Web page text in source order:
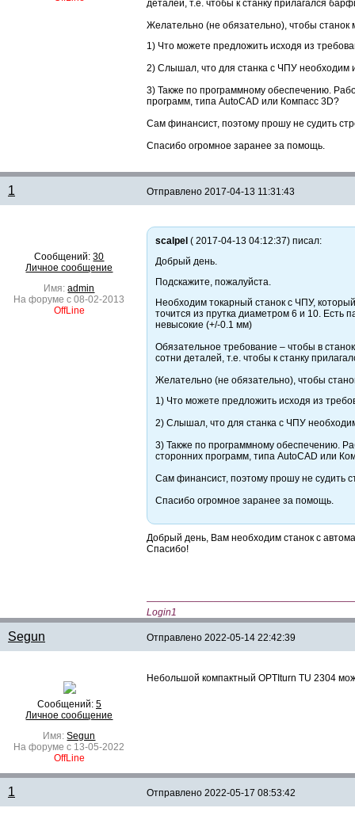
деталей, т.е. чтобы к станку прилагался
Желательно (не обязательно), чтобы станок
1) Что можете предложить исходя из
2) Слышал, что для станка c ЧПУ необходим
3) Также по программному обеспечению.
программ, типа AutoCAD или Компасс 3D?
Сам финансист, поэтому прошу не судить
Спасибо огромное заранее за помощь.
1 Отправлено 2017-04-13 11:31:43
Сообщений:30
Личное сообщение
Имя:admin
На форуме с 08-02-2013
OffLine
scalpel ( 2017-04-13 04:12:37) писал:
Добрый день.
Подскажите, пожалуйста.
Необходим токарный станок с ЧПУ,
точится из прутка диаметром 6 и 10. Есть
невысокие (+/-0.1 мм)
Обязательное требование – чтобы в
сотни деталей, т.е. чтобы к станку
Желательно (не обязательно), чтобы
1) Что можете предложить исходя из
2) Слышал, что для станка c ЧПУ
3) Также по программному обеспечению.
сторонних программ, типа AutoCAD или
Сам финансист, поэтому прошу не судить
Спасибо огромное заранее за помощь.
Добрый день, Вам необходим станок с
Спасибо!
Login1
Segun Отправлено 2022-05-14 22:42:39
Сообщений: 5
Личное сообщение
Имя:Segun
На форуме с 13-05-2022
OffLine
Небольшой компактный OPTIturn TU 2304
1 Отправлено 2022-05-17 08:53:42